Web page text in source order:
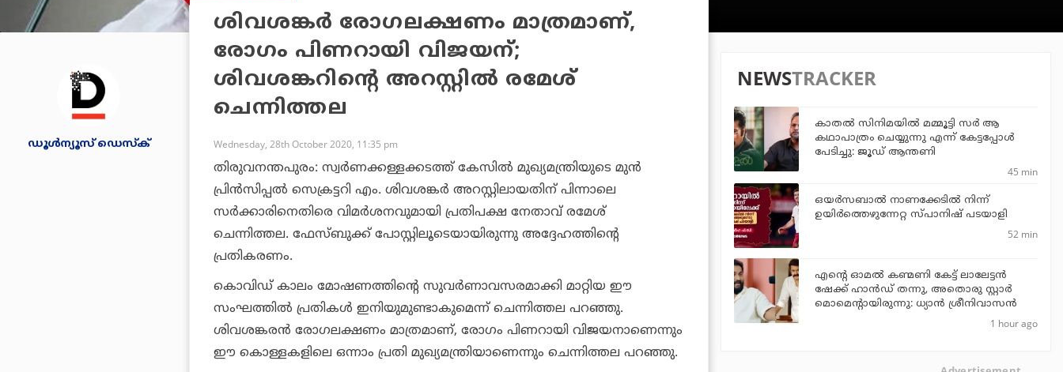
ഡൂള്‍ന്യൂസ് ഡെസ്‌ക്
ശിവശങ്കര്‍ രോഗലക്ഷണം മാത്രമാണ്,
രോഗം പിണറായി വിജയന്;
ശിവശങ്കറിന്റെ അറസ്റ്റില്‍ രമേശ്
ചെന്നിത്തല
Wednesday, 28th October 2020, 11:35 pm
തിരുവനന്തപുരം: സ്വര്‍ണക്കള്ളക്കടത്ത് കേസില്‍ മുഖ്യമന്ത്രിയുടെ മുന്‍
പ്രിന്‍സിപ്പല്‍ സെക്രട്ടറി എം. ശിവശങ്കര്‍ അറസ്റ്റിലായതിന് പിന്നാലെ
സര്‍ക്കാരിനെതിരെ വിമര്‍ശനവുമായി പ്രതിപക്ഷ നേതാവ് രമേശ്
ചെന്നിത്തല. ഫേസ്ബുക്ക് പോസ്റ്റിലൂടെയായിരുന്നു അദ്ദേഹത്തിന്റെ
പ്രതികരണം.
കൊവിഡ് കാലം മോഷണത്തിന്റെ സുവര്‍ണാവസരമാക്കി മാറ്റിയ ഈ
സംഘത്തില്‍ പ്രതികള്‍ ഇനിയുമുണ്ടാകുമെന്ന് ചെന്നിത്തല പറഞ്ഞു.
ശിവശങ്കരന്‍ രോഗലക്ഷണം മാത്രമാണ്, രോഗം പിണറായി വിജയനാണെന്നും
ഈ കൊള്ളകളിലെ ഒന്നാം പ്രതി മുഖ്യമന്ത്രിയാണെന്നും ചെന്നിത്തല പറഞ്ഞു.
NEWSTRACKER
കാതൽ സിനിമയിൽ മമ്മൂട്ടി സർ ആ
കഥാപാത്രം ചെയ്യുന്നു എന്ന് കേട്ടപ്പോൾ
പേടിച്ചു: ജൂഡ് ആന്തണി
45 min
ഒയര്‍സബാൽ നാണക്കേടിൽ നിന്ന്
ഉയിർത്തെഴുന്നേറ്റ സ്പാനിഷ് പടയാളി
52 min
എന്റെ ഓമൽ കണ്മണി കേട്ട് ലാലേട്ടൻ
ഷേക്ക് ഹാൻഡ് തന്നു, അതൊരു സ്റ്റാർ
മൊമെന്റായിരുന്നു: ധ്യാൻ ശ്രീനിവാസൻ
1 hour ago